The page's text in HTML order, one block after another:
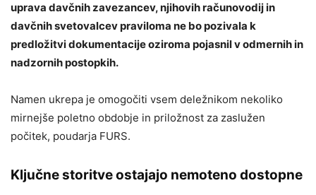
uprava davčnih zavezancev, njihovih računovodij in
davčnih svetovalcev praviloma ne bo pozivala k
predložitvi dokumentacije oziroma pojasnil v odmernih in
nadzornih postopkih.
Namen ukrepa je omogočiti vsem deležnikom nekoliko
mirnejše poletno obdobje in priložnost za zaslužen
počitek, poudarja FURS.
Ključne storitve ostajajo nemoteno dostopne